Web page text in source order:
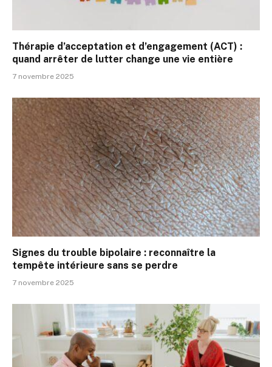
Thérapie d’acceptation et d’engagement (ACT) :
quand arrêter de lutter change une vie entière
7 novembre 2025
Signes du trouble bipolaire : reconnaître la
tempête intérieure sans se perdre
7 novembre 2025